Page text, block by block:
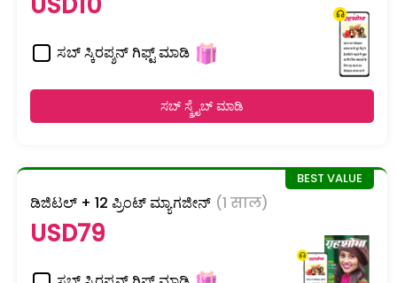
ಸಬ್ ಸ್ಕಿರಪ್ಶನ್ ಗಿಫ್ಟ್ ಮಾಡಿ
ಸಬ್ ಸ್ಕ್ರೈಬ್ ಮಾಡಿ
ಡಿಜಿಟಲ್ + 12 ಪ್ರಿಂಟ್ ಮ್ಯಾಗಜೀನ್ (1 साल)
USD79